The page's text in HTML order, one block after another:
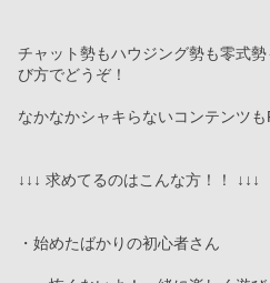
チャット勢もハウジング勢も零式
び方でどうぞ！
なかなかシャキらないコンテンツも
↓↓↓ 求めてるのはこんな方！！ ↓↓↓
・始めたばかりの初心者さん